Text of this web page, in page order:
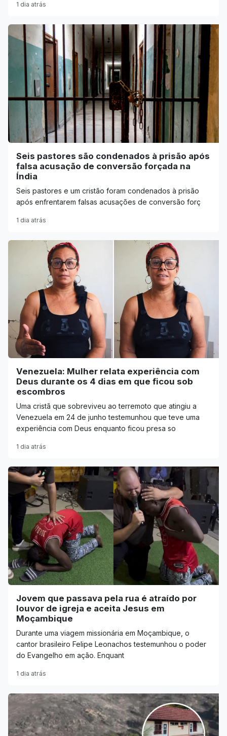
1 dia atrás
Seis pastores são condenados à prisão após
falsa acusação de conversão forçada na
Índia
Seis pastores e um cristão foram condenados à prisão
após enfrentarem falsas acusações de conversão forç
1 dia atrás
Venezuela: Mulher relata experiência com
Deus durante os 4 dias em que ficou sob
escombros
Uma cristã que sobreviveu ao terremoto que atingiu a
Venezuela em 24 de junho testemunhou que teve uma
experiência com Deus enquanto ficou presa so
1 dia atrás
Jovem que passava pela rua é atraído por
louvor de igreja e aceita Jesus em
Moçambique
Durante uma viagem missionária em Moçambique, o
cantor brasileiro Felipe Leonachos testemunhou o poder
do Evangelho em ação. Enquant
1 dia atrás